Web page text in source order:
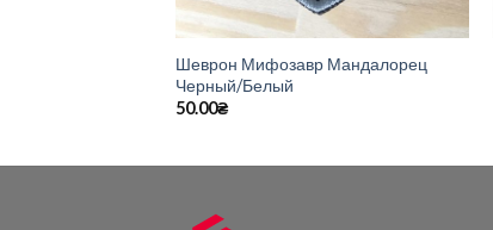
Шеврон Мифозавр Мандалорец
Черный/Белый
50.00₴